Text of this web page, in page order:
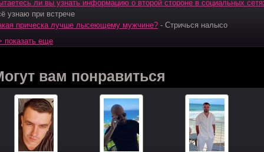
ли вы узнать информацию о второй стороне в социальных
узнаю при встрече
прическа лучше лысеющему мужчине? - Стричься налысо
показать еще
вам понравиться